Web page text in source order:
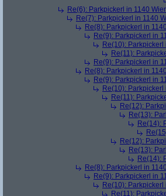
Re(6): Parkpickerl in 1140
Re(7): Parkpickerl in 1140
Re(8): Parkpickerl in
Re(9): Parkpickerl in
Re(10): Parkpickerl
Re(11):
Re(9): Parkpickerl in
Re(8): Parkpickerl in
Re(9): Parkpickerl in
Re(10): Parkpickerl
Re(11):
Re(12):
Re(13):
Re(14):
Re(12):
Re(13):
Re(14):
Re(8): Parkpickerl in
Re(9): Parkpickerl in
Re(10): Parkpickerl
Re(11):